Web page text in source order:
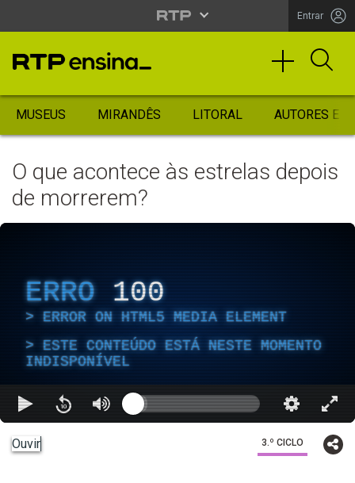
Entrar
MUSEUS MIRANDÊS LITORAL AUTORES
O que acontece às estrelas depois
de morrerem?
ERRO 100
ERROR ON HTML5 MEDIA ELEMENT
ESTE CONTEÚDO ESTÁ NESTE MOMENTO
INDISPONÍVEL
Ouvir 3.º CICLO